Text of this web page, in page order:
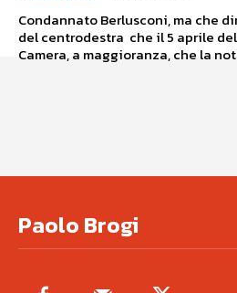
Condannato Berlusconi, ma che
del centrodestra che il 5 aprile
Camera, a maggioranza, che la
Paolo Brogi